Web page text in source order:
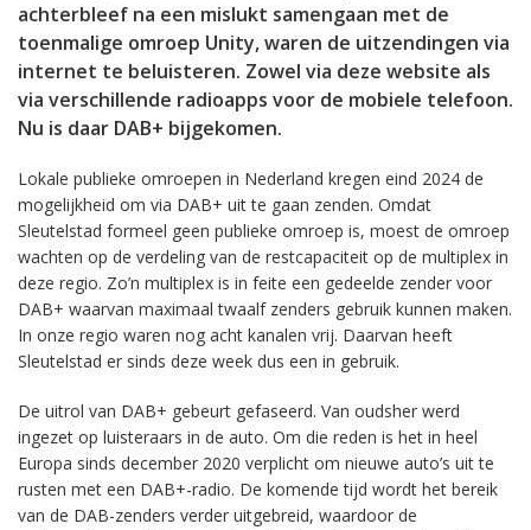
achterbleef na een mislukt samengaan met de
toenmalige omroep Unity, waren de uitzendingen via
internet te beluisteren. Zowel via deze website als
via verschillende radioapps voor de mobiele telefoon.
Nu is daar DAB+ bijgekomen.
Lokale publieke omroepen in Nederland kregen eind 2024 de
mogelijkheid om via DAB+ uit te gaan zenden. Omdat
Sleutelstad formeel geen publieke omroep is, moest de omroep
wachten op de verdeling van de restcapaciteit op de multiplex in
deze regio. Zo’n multiplex is in feite een gedeelde zender voor
DAB+ waarvan maximaal twaalf zenders gebruik kunnen maken.
In onze regio waren nog acht kanalen vrij. Daarvan heeft
Sleutelstad er sinds deze week dus een in gebruik.
De uitrol van DAB+ gebeurt gefaseerd. Van oudsher werd
ingezet op luisteraars in de auto. Om die reden is het in heel
Europa sinds december 2020 verplicht om nieuwe auto’s uit te
rusten met een DAB+-radio. De komende tijd wordt het bereik
van de DAB-zenders verder uitgebreid, waardoor de